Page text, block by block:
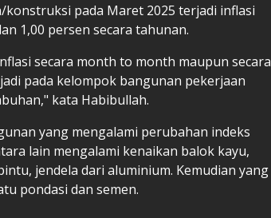
pada Maret 2025 terjadi inflasi
1,00 persen secara tahunan.
secara month to month maupun secara
pada kelompok bangunan pekerjaan
kata Habibullah.
yang mengalami perubahan indeks
lain mengalami kenaikan balok kayu,
jendela dari aluminium. Kemudian yang
pondasi dan semen.